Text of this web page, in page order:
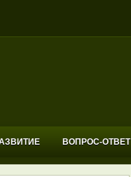
ВОПРОС-ОТВЕТ